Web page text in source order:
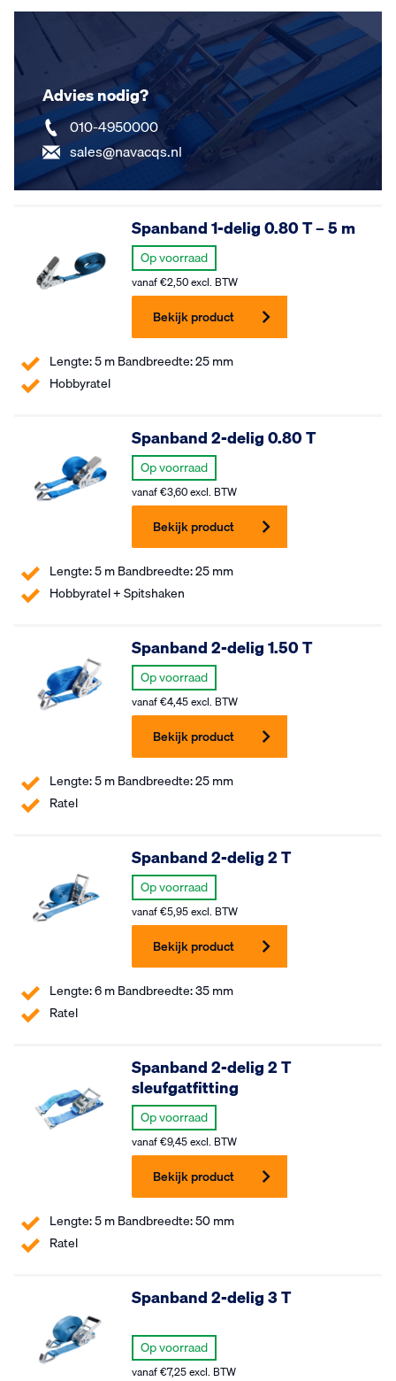
Advies nodig?
010-4950000
sales@navacqs.nl
Lengte: 5 m Bandbreedte: 25 mm
Hobbyratel
Spanband 1-delig 0.80 T – 5 m
Op voorraad
vanaf€2,50excl. BTW
Bekijk product
Lengte: 5 m Bandbreedte: 25 mm
Hobbyratel + Spitshaken
Spanband 2-delig 0.80 T
Op voorraad
vanaf€3,60excl. BTW
Bekijk product
Lengte: 5 m Bandbreedte: 25 mm
Ratel
Spanband 2-delig 1.50 T
Op voorraad
vanaf€4,45excl. BTW
Bekijk product
Lengte: 6 m Bandbreedte: 35 mm
Ratel
Spanband 2-delig 2 T
Op voorraad
vanaf€5,95excl. BTW
Bekijk product
Lengte: 5 m Bandbreedte: 50 mm
Ratel
Spanband 2-delig 2 T
sleufgatfitting
Op voorraad
vanaf€9,45excl. BTW
Bekijk product
Spanband 2-delig 3 T
Op voorraad
vanaf€7,25excl. BTW